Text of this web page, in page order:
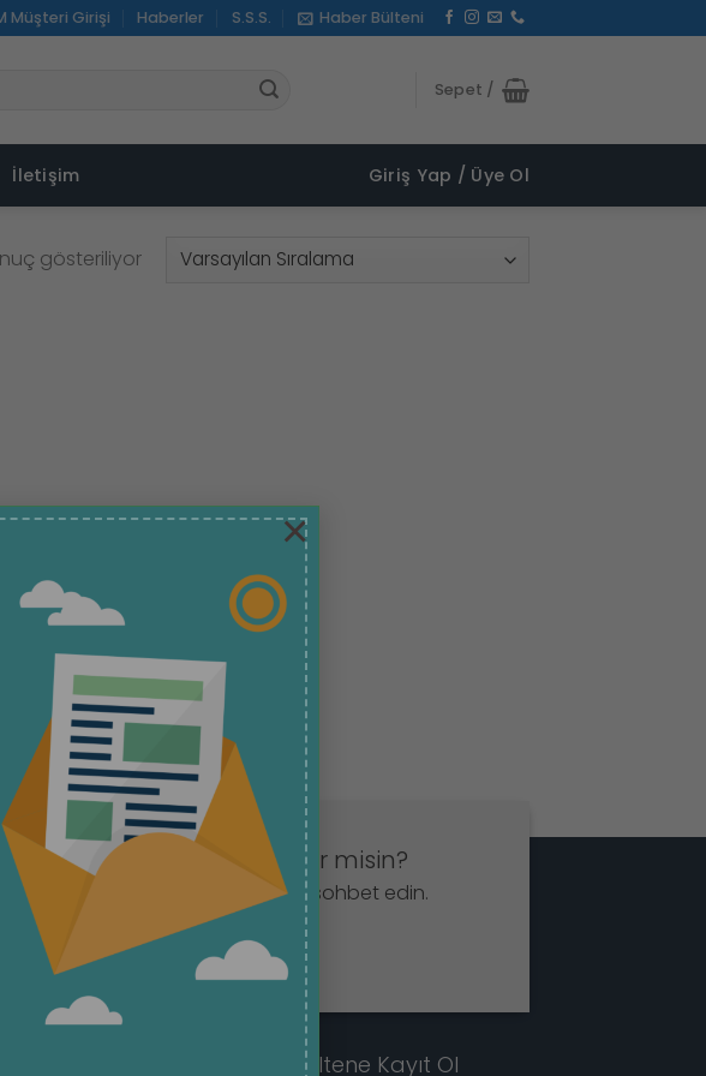
×
Müşteri Girişi Haberler S.S.S. Haber Bülteni
Sepet /
İletişim Giriş Yap / Üye Ol
gösteriliyor
Önce sohbet etmek ister misin?
Bizimle WhatsApp aracılığıyla sohbet edin.
Sohbete Başla
E-Bültene Kayıt Ol